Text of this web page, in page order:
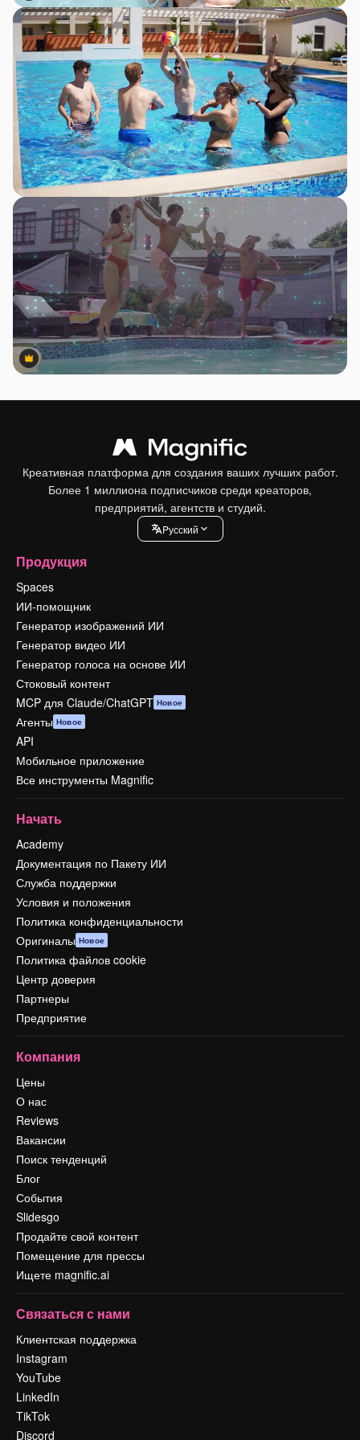
Premium
Premium
Креативная платформа для создания ваших лучших работ.
Более 1 миллиона подписчиков среди креаторов,
предприятий, агентств и студий.
Pусский
Продукция
Spaces
ИИ-помощник
Генератор изображений ИИ
Генератор видео ИИ
Генератор голоса на основе ИИ
Стоковый контент
MCP для Claude/ChatGPT Новое
Агенты Новое
API
Мобильное приложение
Все инструменты Magnific
Начать
Academy
Документация по Пакету ИИ
Служба поддержки
Условия и положения
Политика конфиденциальности
Оригиналы Новое
Политика файлов cookie
Центр доверия
Партнеры
Предприятие
Компания
Цены
О нас
Reviews
Вакансии
Поиск тенденций
Блог
События
Slidesgo
Продайте свой контент
Помещение для прессы
Ищете magnific.ai
Связаться с нами
Клиентская поддержка
Instagram
YouTube
LinkedIn
TikTok
Discord